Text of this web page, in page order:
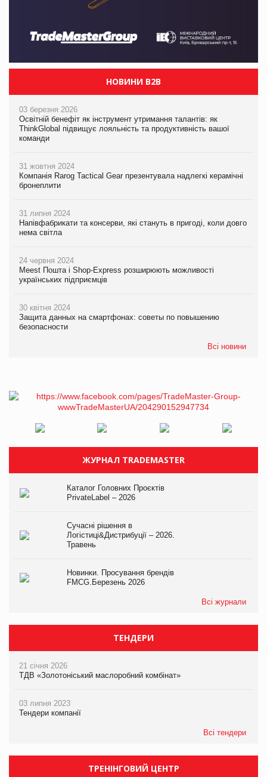
НОВИНИ B2B
03 березня 2026
Освітній бенефіт як інструмент утримання талантів: як
ThinkGlobal підвищує лояльність та продуктивність вашої
команди
31 жовтня 2024
Компанія Rarog Tactical Gear презентувала надлегкі керамічні
бронеплити
31 липня 2024
Напівфабрикати та консерви, які стануть в пригоді, коли довго
нема світла
24 червня 2024
Meest Пошта і Shop-Express розширюють можливості
українських підприємців
30 квітня 2024
Защита данных на смартфонах: советы по повышению
безопасности
Всі новини
ЖУРНАЛ TRADEMASTER
Каталог Головних Проєктів
PrivateLabel – 2026
Сучасні рішення в
Логістиці&Дистрибуції – 2026.
Травень
Новинки. Просування брендів
FMCG.Березень 2026
Всі журнали
ТЕНДЕРИ
21 січня 2026
ТДВ «Золотоніський маслоробний комбінат»
03 липня 2023
Тендери компанії
Всі тендери
ТРЕНІНГОВИЙ ЦЕНТР